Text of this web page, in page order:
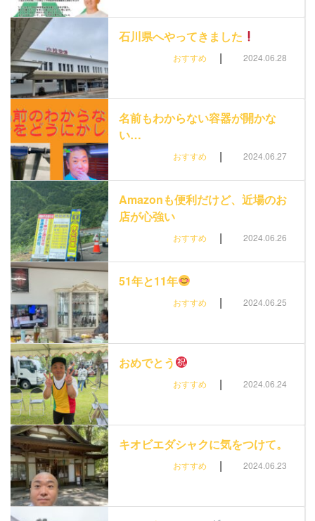
石川県へやってきました
おすすめ | 2024.06.28
名前もわからない容器が開かな
い…
おすすめ | 2024.06.27
Amazonも便利だけど、近場のお
店が心強い
おすすめ | 2024.06.26
51年と11年
おすすめ | 2024.06.25
おめでとう
おすすめ | 2024.06.24
キオビエダシャクに気をつけて。
おすすめ | 2024.06.23